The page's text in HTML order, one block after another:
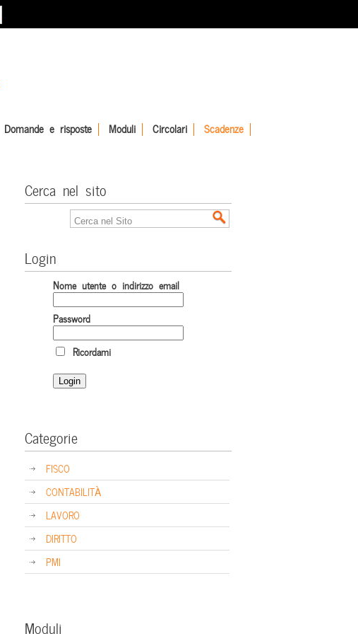
Domande e risposte Moduli Circolari Scadenze
Cerca nel sito
Login
Nome utente o indirizzo email
Password
Ricordami
Categorie
FISCO
CONTABILITÀ
LAVORO
DIRITTO
PMI
Moduli